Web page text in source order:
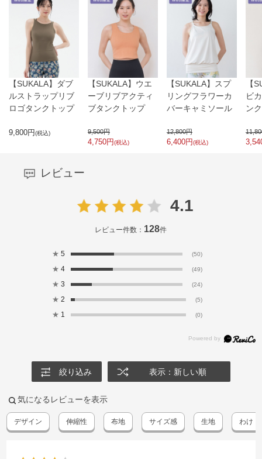
【SUKALA】ダブ
ルストラップリブ
ロゴタンクトップ
9,800円(税込)
【SUKALA】ウエ
ーブリブアクティ
ブタンクトップ
9,500円
4,750円(税込)
【SUKALA】スプ
リングフラワーカ
バーキャミソール
12,800円
6,400円(税込)
【
ビ
ン
レビュー
4.1
レビュー件数： 128件
★ 5 (50)
★ 4 (49)
★ 3 (24)
★ 2 (5)
★ 1 (0)
絞り込み 表示：新しい順
気になるレビューを表示
デザイン 伸縮性 布地 サイズ感 生地 わけ